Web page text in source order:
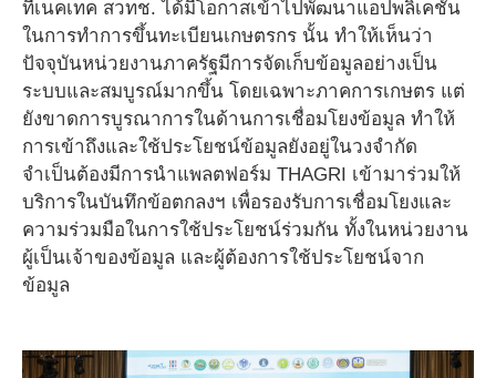
ที่เนคเทค สวทช. ได้มีโอกาสเข้าไปพัฒนาแอปพลิเคชัน
ในการทำการขึ้นทะเบียนเกษตรกร นั้น ทำให้เห็นว่า
ปัจจุบันหน่วยงานภาครัฐมีการจัดเก็บข้อมูลอย่างเป็น
ระบบและสมบูรณ์มากขึ้น โดยเฉพาะภาคการเกษตร แต่
ยังขาดการบูรณาการในด้านการเชื่อมโยงข้อมูล ทำให้
การเข้าถึงและใช้ประโยชน์ข้อมูลยังอยู่ในวงจำกัด
จำเป็นต้องมีการนำแพลตฟอร์ม THAGRI เข้ามาร่วมให้
บริการในบันทึกข้อตกลงฯ เพื่อรองรับการเชื่อมโยงและ
ความร่วมมือในการใช้ประโยชน์ร่วมกัน ทั้งในหน่วยงาน
ผู้เป็นเจ้าของข้อมูล และผู้ต้องการใช้ประโยชน์จาก
ข้อมูล